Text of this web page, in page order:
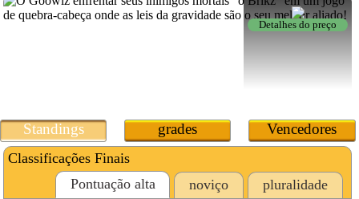
Detalhes do preço
Standings grades Vencedores
Classificações Finais
Pontuação alta
noviço pluralidade